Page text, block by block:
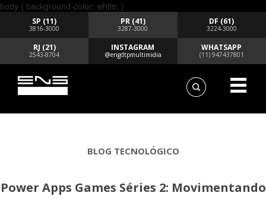
body { background-color: white; }
SP (11)
3816-3000
PR (41)
3287-3000
DF (61)
3224-3000
RJ (21)
2543-8704
INSTAGRAM
@engdtpmultimidia
WHATSAPP
(11) 947437801
BLOG TECNOLÓGICO
Power Apps Games Séries 2: Movimentando